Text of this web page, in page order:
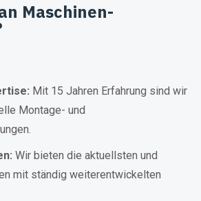
Maschinen-
Mit 15 Jahren Erfahrung sind wir
Montage- und
Wir bieten die aktuellsten und
mit ständig weiterentwickelten